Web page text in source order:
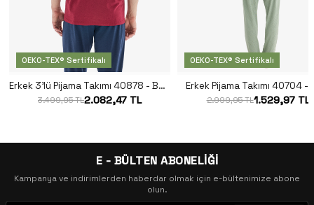
OEKO-TEX® Sertifikalı
Erkek 3'lü Pijama Takımı 40878 - Bordo
3.499,95 TL2.082,47 TL
OEKO-TEX® Sertifikalı
Erkek Pijama Takımı 40704 -
2.999,95 TL1.529,97 TL
E - BÜLTEN ABONELİĞİ
Kampanya ve indirimlerden haberdar olmak için e-bültenimize abone
olun.